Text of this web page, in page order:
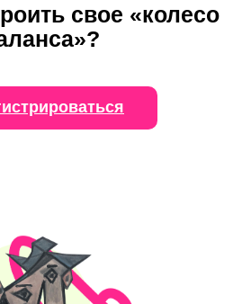
свое «колесо